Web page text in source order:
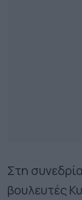
Στη
βουλευτές